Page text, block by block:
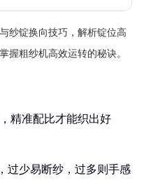
纱锭换向技巧，解析锭位高
握粗纱机高效运转的秘诀。
精准配比才能织出好
过少易断纱，过多则手感